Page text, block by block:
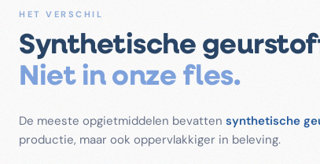
HET VERSCHIL
Synthetische
Niet in onze fles.
De meeste opgietmiddelen bevatten synthetische
productie, maar ook oppervlakkiger in beleving.